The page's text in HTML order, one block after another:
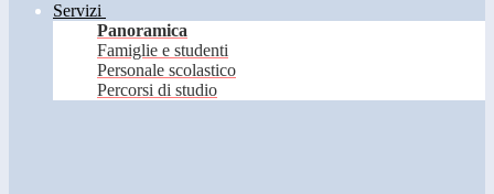
Servizi
Panoramica
Famiglie e studenti
Personale scolastico
Percorsi di studio